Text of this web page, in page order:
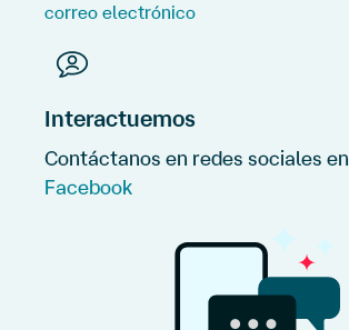
correo electrónico
Interactuemos
Contáctanos en redes sociales en
Facebook